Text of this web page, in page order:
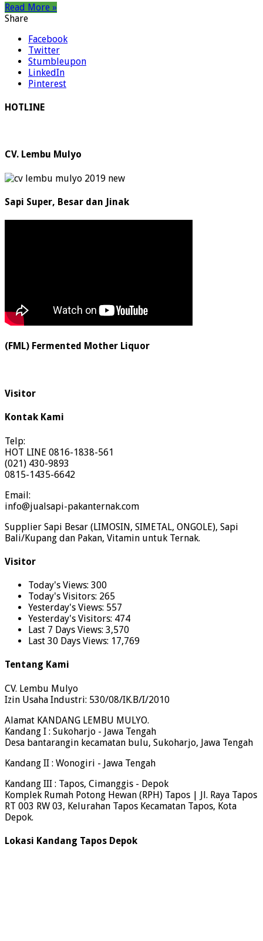
Read More »
Share
Facebook
Twitter
Stumbleupon
LinkedIn
Pinterest
HOTLINE
CV. Lembu Mulyo
Sapi Super, Besar dan Jinak
(FML) Fermented Mother Liquor
Visitor
Kontak Kami
Telp:
HOT LINE 0816-1838-561
(021) 430-9893
0815-1435-6642
Email:
info@jualsapi-pakanternak.com
Supplier Sapi Besar (LIMOSIN, SIMETAL, ONGOLE), Sapi
Bali/Kupang dan Pakan, Vitamin untuk Ternak.
Visitor
Today's Views: 300
Today's Visitors: 265
Yesterday's Views: 557
Yesterday's Visitors: 474
Last 7 Days Views: 3,570
Last 30 Days Views: 17,769
Tentang Kami
CV. Lembu Mulyo
Izin Usaha Industri: 530/08/IK.B/I/2010
Alamat KANDANG LEMBU MULYO.
Kandang I : Sukoharjo - Jawa Tengah
Desa bantarangin kecamatan bulu, Sukoharjo, Jawa Tengah
Kandang II : Wonogiri - Jawa Tengah
Kandang III : Tapos, Cimanggis - Depok
Komplek Rumah Potong Hewan (RPH) Tapos | Jl. Raya Tapos
RT 003 RW 03, Kelurahan Tapos Kecamatan Tapos, Kota
Depok.
Lokasi Kandang Tapos Depok